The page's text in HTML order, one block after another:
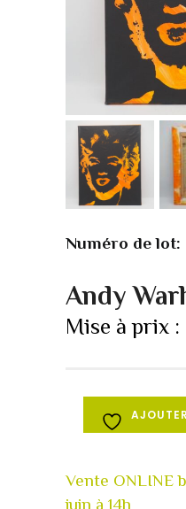
Numéro de lot:
Andy
Mise à prix :